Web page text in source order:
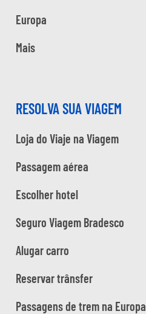
Europa
Mais
RESOLVA SUA VIAGEM
Loja do Viaje na Viagem
Passagem aérea
Escolher hotel
Seguro Viagem Bradesco
Alugar carro
Reservar trânsfer
Passagens de trem na Europa